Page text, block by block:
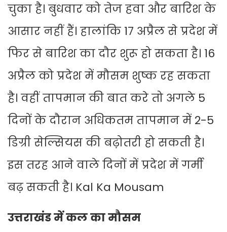
चुका है। बुधवार को तेज हवा और बारिश के
आसार नहीं हैं। हालांकि 17 अप्रैल से प्रदेश में
फिर से बारिश का दौर शुरू हो सकता है। 16
अप्रैल को प्रदेश में मौसम शुष्क रह सकता
है। वहीं तापमान की बात करे तो अगले 5
दिनों के दौरान अधिकतम तापमान में 2-5
डिग्री सेल्सियस की बढ़ोतरी हो सकती है।
इस तरह आने वाले दिनों में प्रदेश में गर्मी
बढ़ सकती है। Kal Ka Mousam
उत्तराखंड में कल का मौसम